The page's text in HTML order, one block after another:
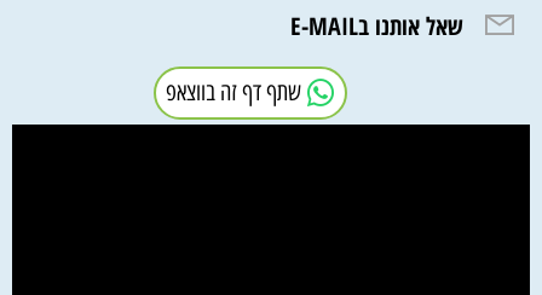
שאל אותנו בE-MAIL
שתף דף זה בווצאפ